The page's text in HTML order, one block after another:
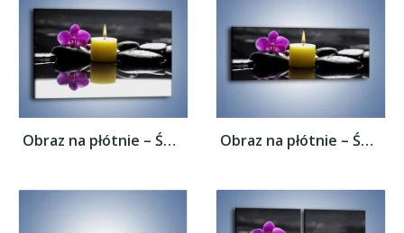
Obraz na płótnie – Świeca przed kwiatem –... Obraz na płótnie – Świeca przed kwiatem –...